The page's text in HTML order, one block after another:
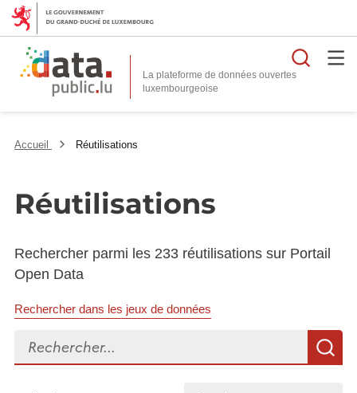
La plateforme de données ouvertes
Accueil Réutilisations
Réutilisations
Rechercher parmi les 233 réutilisations sur Portail
Open Data
Rechercher dans les jeux de données
Rechercher...